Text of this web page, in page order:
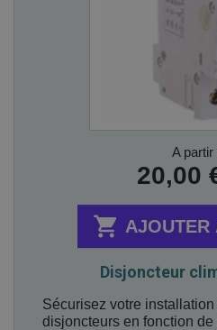
A partir
20,00
 AJOUTER
Disjoncteur
Sécurisez votre
disjoncteurs en fonction